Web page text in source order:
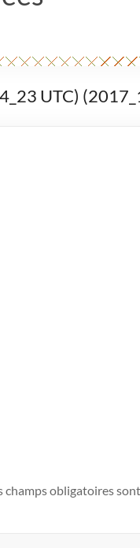
UTC)
champs obligatoires